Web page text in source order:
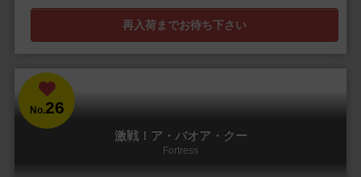
再入荷までお待ち下さい
No.26
激戦！ア・バオア・クー
Fortress